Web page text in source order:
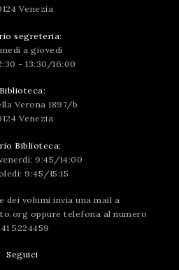
Venezia
segreteria:
a giovedì
- 13:30/16:00
Biblioteca:
Verona 1897/b
Venezia
Biblioteca:
9:45/14:00
9:45/15:15
dei volumi invia una mail a
oppure telefona al numero
5224459
Seguici